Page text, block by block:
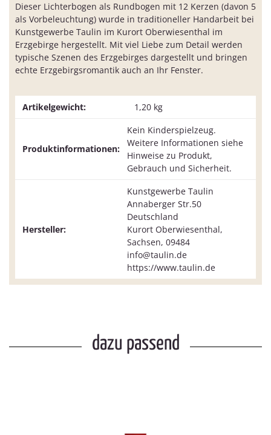
Dieser Lichterbogen als Rundbogen mit 12 Kerzen (davon 5
als Vorbeleuchtung) wurde in traditioneller Handarbeit bei
Kunstgewerbe Taulin im Kurort Oberwiesenthal im
Erzgebirge hergestellt. Mit viel Liebe zum Detail werden
typische Szenen des Erzgebirges dargestellt und bringen
echte Erzgebirgsromantik auch an Ihr Fenster.
Artikelgewicht: 1,20 kg
Produktinformationen:
Kein Kinderspielzeug.
Weitere Informationen siehe
Hinweise zu Produkt,
Gebrauch und Sicherheit.
Hersteller:
Kunstgewerbe Taulin
Annaberger Str.50
Deutschland
Kurort Oberwiesenthal,
Sachsen, 09484
info@taulin.de
https://www.taulin.de
dazu passend